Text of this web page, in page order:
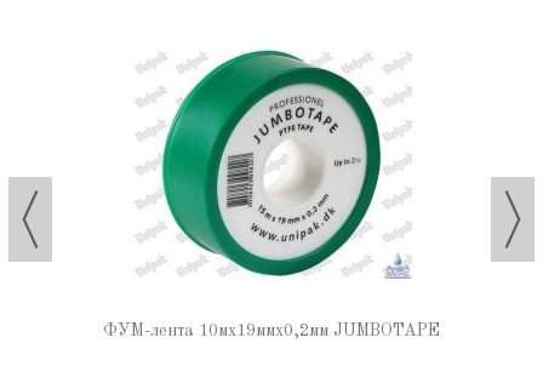
ФУМ-лента 10мх19ммх0,2мм JUMBOTAPE